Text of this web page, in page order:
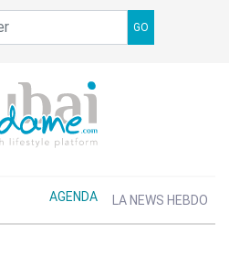
GO
AGENDA LA NEWS HEBDO